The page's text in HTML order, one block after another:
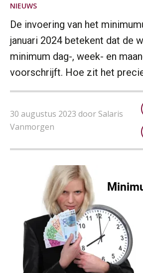
NIEUWS
De invoering van het
januari 2024 betekent dat de
minimum dag-, week- en
voorschrijft. Hoe zit het
30 augustus 2023 door Salaris
Vanmorgen